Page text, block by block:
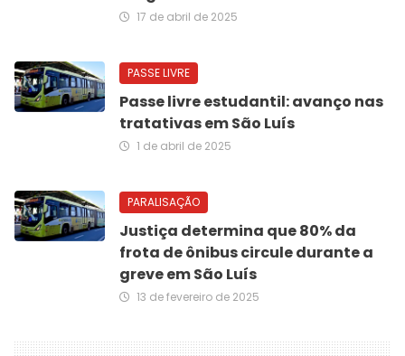
17 de abril de 2025
PASSE LIVRE
Passe livre estudantil: avanço nas
tratativas em São Luís
1 de abril de 2025
PARALISAÇÃO
Justiça determina que 80% da
frota de ônibus circule durante a
greve em São Luís
13 de fevereiro de 2025